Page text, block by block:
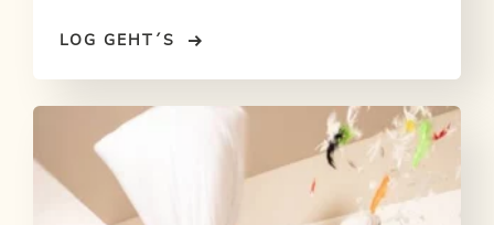
LOG GEHT´S